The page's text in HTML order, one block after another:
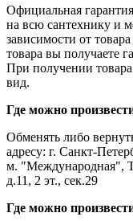
Официальная
на всю сантехнику и
зависимости от
товара вы получаете
При получении
вид.
Где можно
Обменять либо
адресу: г. Санкт-
м. "Международная",
д.11, 2 эт., сек.29
Где можно